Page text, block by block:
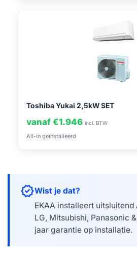
Toshiba Yukai 2,5kW SET
vanaf €1.946 incl. BTW
All-in geïnstalleerd
verifiedWist je dat?
EKAA installeert uitsluitend
LG, Mitsubishi, Panasonic
jaar garantie op installatie.